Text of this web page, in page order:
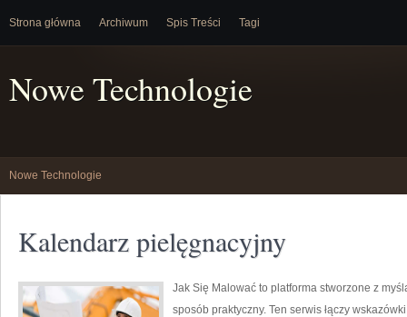
Strona główna Archiwum Spis Treści Tagi
Nowe Technologie
Nowe Technologie
Kalendarz pielęgnacyjny
Jak Się Malować to platforma stworzone z
sposób praktyczny. Ten serwis łączy